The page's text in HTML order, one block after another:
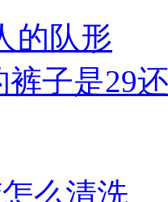
的队形
子是29
么清洗